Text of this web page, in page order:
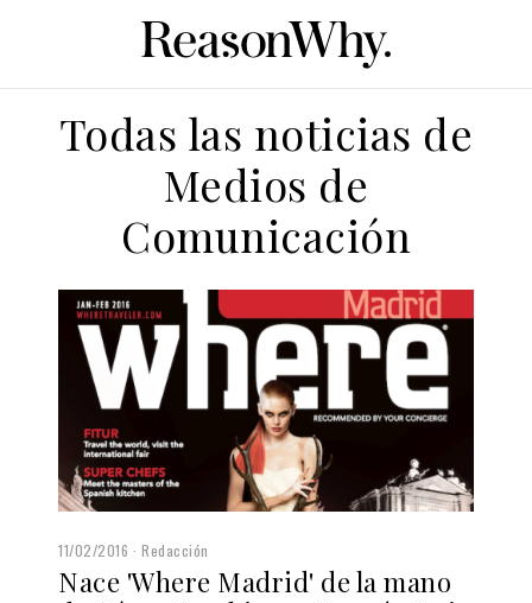
Todas las noticias de
Medios de
Comunicación
11/02/2016 Redacción
Nace 'Where Madrid' de la mano